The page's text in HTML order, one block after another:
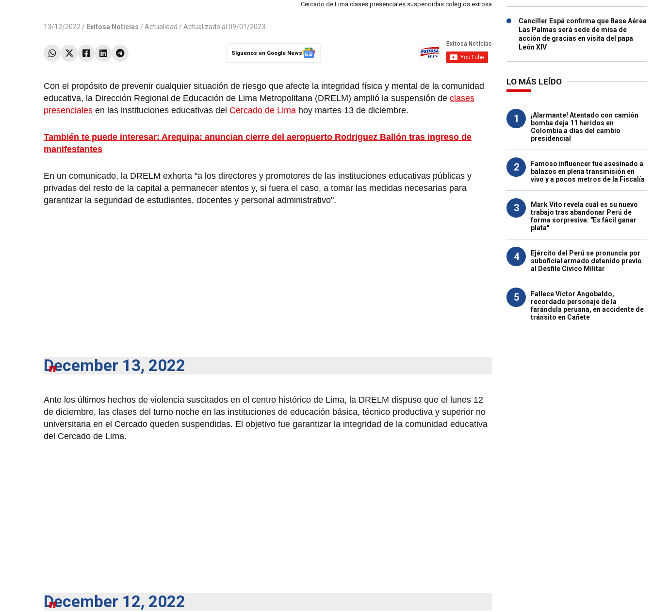
Cercado de Lima clases presenciales suspendidas colegios exitosa
13/12/2022 / Exitosa Noticias / Actualidad / Actualizado al 09/01/2023
Síguenos en Google News
Con el propósito de prevenir cualquier situación de riesgo que afecte la integridad física y mental de la comunidad
educativa, la Dirección Regional de Educación de Lima Metropolitana (DRELM) amplió la suspensión de clases
presenciales en las instituciones educativas del Cercado de Lima hoy martes 13 de diciembre.
También te puede interesar: Arequipa: anuncian cierre del aeropuerto Rodriguez Ballón tras ingreso de
manifestantes
En un comunicado, la DRELM exhorta "a los directores y promotores de las instituciones educativas públicas y
privadas del resto de la capital a permanecer atentos y, si fuera el caso, a tomar las medidas necesarias para
garantizar la seguridad de estudiantes, docentes y personal administrativo".
December 13, 2022
Ante los últimos hechos de violencia suscitados en el centro histórico de Lima, la DRELM dispuso que el lunes 12
de diciembre, las clases del turno noche en las instituciones de educación básica, técnico productiva y superior no
universitaria en el Cercado queden suspendidas. El objetivo fue garantizar la integridad de la comunidad educativa
del Cercado de Lima.
December 12, 2022
Canciller Espá confirma que Base Aérea
Las Palmas será sede de misa de
acción de gracias en visita del papa
León XIV
LO MÁS LEÍDO
1
¡Alarmante! Atentado con camión
bomba deja 11 heridos en
Colombia a días del cambio
presidencial
2
Famoso influencer fue asesinado a
balazos en plena transmisión en
vivo y a pocos metros de la Fiscalía
3
Mark Vito revela cuál es su nuevo
trabajo tras abandonar Perú de
forma sorpresiva: "Es fácil ganar
plata"
4
Ejército del Perú se pronuncia por
suboficial armado detenido previo
al Desfile Cívico Militar
5
Fallece Víctor Angobaldo,
recordado personaje de la
farándula peruana, en accidente de
tránsito en Cañete